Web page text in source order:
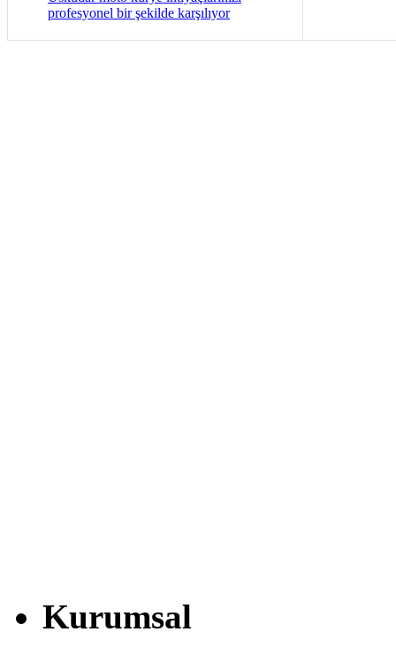
profesyonel bir şekilde karşılıyor
Kurumsal